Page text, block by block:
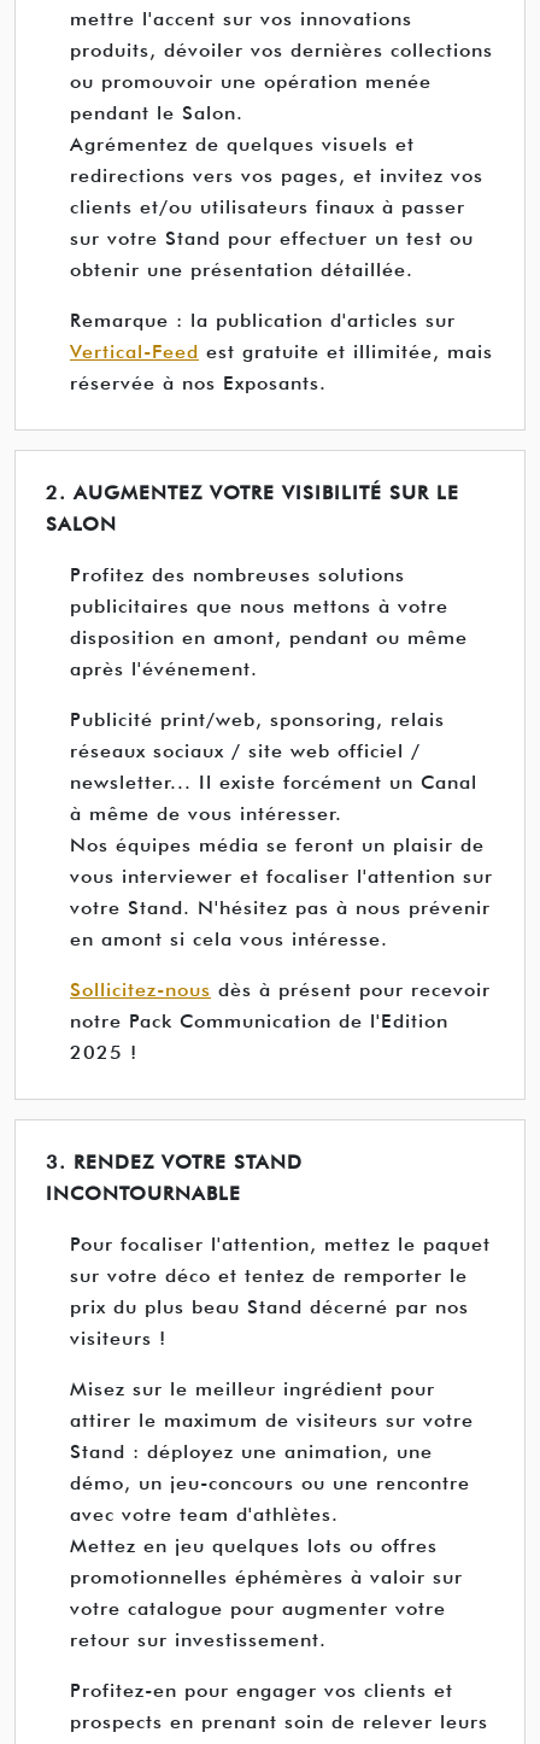
mettre l'accent sur vos innovations
produits, dévoiler vos dernières collections
ou promouvoir une opération menée
pendant le Salon.
Agrémentez de quelques visuels et
redirections vers vos pages, et invitez vos
clients et/ou utilisateurs finaux à passer
sur votre Stand pour effectuer un test ou
obtenir une présentation détaillée.
Remarque : la publication d'articles sur
Vertical-Feed est gratuite et illimitée, mais
réservée à nos Exposants.
2. AUGMENTEZ VOTRE VISIBILITÉ SUR LE
SALON
Profitez des nombreuses solutions
publicitaires que nous mettons à votre
disposition en amont, pendant ou même
après l'événement.
Publicité print/web, sponsoring, relais
réseaux sociaux / site web officiel /
newsletter... Il existe forcément un Canal
à même de vous intéresser.
Nos équipes média se feront un plaisir de
vous interviewer et focaliser l'attention sur
votre Stand. N'hésitez pas à nous prévenir
en amont si cela vous intéresse.
Sollicitez-nous dès à présent pour recevoir
notre Pack Communication de l'Edition
2025 !
3. RENDEZ VOTRE STAND
INCONTOURNABLE
Pour focaliser l'attention, mettez le paquet
sur votre déco et tentez de remporter le
prix du plus beau Stand décerné par nos
visiteurs !
Misez sur le meilleur ingrédient pour
attirer le maximum de visiteurs sur votre
Stand : déployez une animation, une
démo, un jeu-concours ou une rencontre
avec votre team d'athlètes.
Mettez en jeu quelques lots ou offres
promotionnelles éphémères à valoir sur
votre catalogue pour augmenter votre
retour sur investissement.
Profitez-en pour engager vos clients et
prospects en prenant soin de relever leurs